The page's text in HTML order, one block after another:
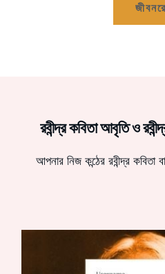
রবীন্দ্র কবিতা আবৃতি ও
আপনার নিজ কন্ঠের রবীন্দ্র